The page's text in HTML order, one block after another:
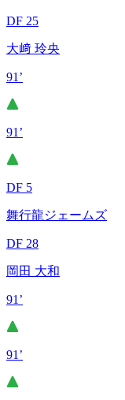
DF 25
大﨑 玲央
91’
91’
DF 5
舞行龍ジェームズ
DF 28
岡田 大和
91’
91’